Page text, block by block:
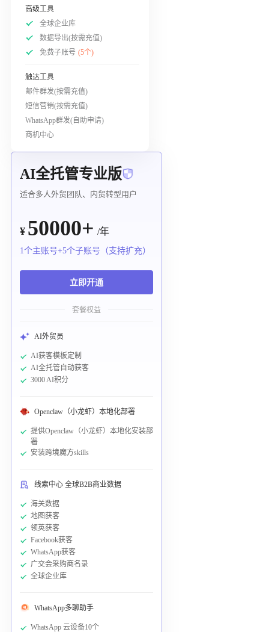
高级工具
全球企业库
数据导出(按需充值)
免费子账号 (5个)
触达工具
邮件群发(按需充值)
短信营销(按需充值)
WhatsApp群发(自助申请)
商机中心
AI全托管专业版
适合多人外贸团队、内贸转型用户
¥ 50000+ /年
1个主账号+5个子账号（支持扩充）
立即开通
套餐权益
AI外贸员
AI获客模板定制
AI全托管自动获客
3000 AI积分
Openclaw（小龙虾）本地化部署
提供Openclaw（小龙虾）本地化安装部
署
安装跨境魔方skills
线索中心 全球B2B商业数据
海关数据
地图获客
领英获客
Facebook获客
WhatsApp获客
广交会采购商名录
全球企业库
WhatsApp多聊助手
WhatsApp 云设备10个